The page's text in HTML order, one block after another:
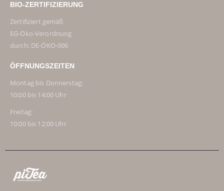
BIO-ZERTIFIZIERUNG
Zertifiziert gemäß
EG-Öko-Verordnung
durch: DE-ÖKO-006
ÖFFNUNGSZEITEN
Montag bis Donnerstag:
10:00 bis 14:00 Uhr
Freitag:
10:00 bis 12:00 Uhr